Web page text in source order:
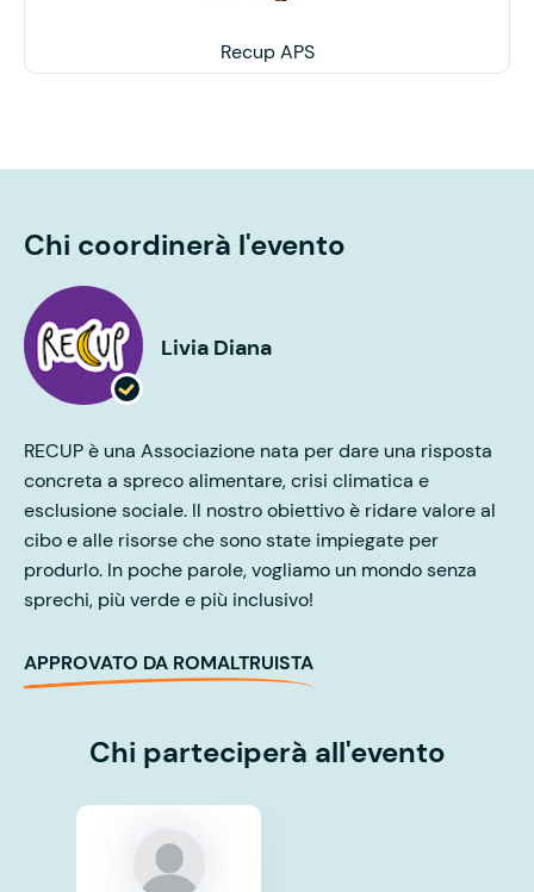
Recup APS
Chi coordinerà l'evento
Livia Diana
RECUP è una Associazione nata per dare una risposta
concreta a spreco alimentare, crisi climatica e
esclusione sociale. Il nostro obiettivo è ridare valore al
cibo e alle risorse che sono state impiegate per
produrlo. In poche parole, vogliamo un mondo senza
sprechi, più verde e più inclusivo!
APPROVATO DA ROMALTRUISTA
Chi parteciperà all'evento